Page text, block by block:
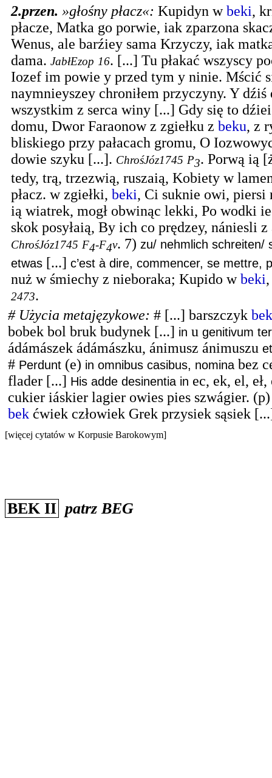
2.przen. »głośny płacz«: Kupidyn wbeki,
płacze, Matka go porwie, iak zparzona
Wenus, ale barźiey sama Krzyczy, iak
dama. JabłEzop 16. [...] Tu płakać wszyscy
Iozef im powie y przed tym y ninie. Mścić
naymnieyszey chroniłem przyczyny. Y dźiś
wszystkim z serca winy [...] Gdy się to
domu, Dwor Faraonow z zgiełku z beku, z
bliskiego przy pałacach gromu, O
dowie szyku [...]. ChrośJóz1745 P3. Porwą ią
tedy, trą, trzezwią, ruszaią, Kobiety w
płacz. w zgiełki, beki, Ci suknie owi, piersi
ią wiatrek, mogł obwinąc lekki, Po wodki
skok posyłaią, By ich co prędzey, nániesli
ChrośJóz1745 F4-F4v. 7) zu/ nehmlich schreiten/
etwas [...] c’est à dire, commencer, se mettre,
nuż w śmiechy z nieboraka; Kupido wbeki
2473.
# Użycia metajęzykowe: # [...] barszczyk bek
bobek bol bruk budynek [...] in u genitivum
ádámászek ádámászku, ánimusz ánimuszu
# Perdunt (e) in omnibus casibus, nomina bez
flader [...] His adde desinentia in ec, ek, el,
cukier iáskier lagier owies pies szwágier.
bek ćwiek człowiek Grek przysiek sąsiek
[więcej cytatów w Korpusie Barokowym]
BEK II patrz BEG